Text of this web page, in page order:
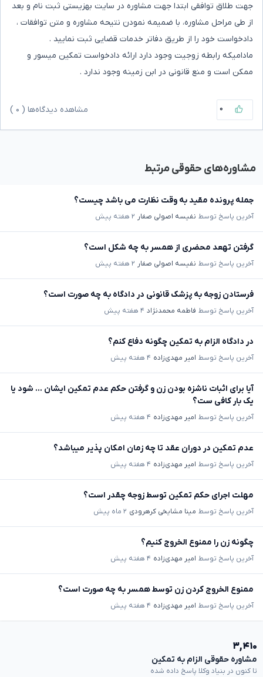
جهت طلاق توافقی ابتدا جهت مشاوره در سایت بهزیستی ثبت نام و بعد
از طی مراحل مشاوره، با ضمیمه نمودن نتیحه مشاوره و متن توافقات ،
دادخواست خود را از طریق دفاتر خدمات قضایی ثبت نمایید .
مادامیکه رابطه زوجیت وجود دارد ارائه دادخواست تمکین میسور و
ممکن است و منع قانونی در ابن زمینه وجود ندارد .
۰ مشاهده دیدگاه‌ها ( ۰
مشاوره‌های حقوقی مرتبط
جمله پرونده مقید به وقت نظارت می باشد چیست؟
آخرین پاسخ توسط نفیسه اصولی صفار ۲ هفته پیش
گرفتن تهعد محضری از همسر به چه شکل است؟
آخرین پاسخ توسط نفیسه اصولی صفار ۲ هفته پیش
فرستادن زوجه به پزشک قانونی در دادگاه به چه صورت است؟
آخرین پاسخ توسط فاطمه محمدنژاد ۴ هفته پیش
در دادگاه الزام به تمکین چگونه دفاع کنم؟
آخرین پاسخ توسط امیر مهدی‌زاده ۴ هفته پیش
آیا برای اثبات ناشزه بودن زن و گرفتن حکم عدم تمکین ایشان ... شود یا
یک بار کافی ست؟
آخرین پاسخ توسط امیر مهدی‌زاده ۴ هفته پیش
عدم تمکین در دوران عقد تا چه زمان امکان پذیر میباشد؟
آخرین پاسخ توسط امیر مهدی‌زاده ۴ هفته پیش
مهلت اجرای حکم تمکین توسط زوجه چقدر است؟
آخرین پاسخ توسط مینا مشایخی کرهرودی ۲ ماه پیش
چگونه زن را ممنوع الخروج کنیم؟
آخرین پاسخ توسط امیر مهدی‌زاده ۴ هفته پیش
ممنوع الخروج کردن زن توسط همسر به چه صورت است؟
آخرین پاسخ توسط امیر مهدی‌زاده ۴ هفته پیش
۳,۴۱۰
مشاوره حقوقی الزام به تمکین
تا کنون در بنیاد وکلا پاسخ داده شده